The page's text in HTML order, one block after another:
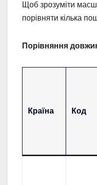
Щоб зрозуміти
порівняти кілька
Порівняння
Країна Код